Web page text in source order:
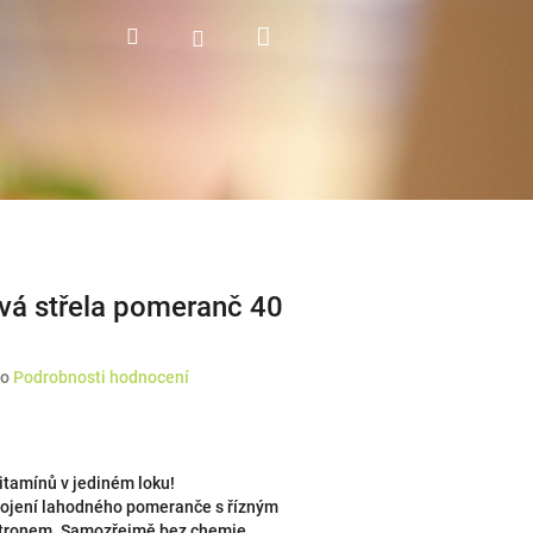
Hledat Přihlášení
střela pomeranč 40
Podrobnosti hodnocení
v jediném loku!
lahodného pomeranče s řízným